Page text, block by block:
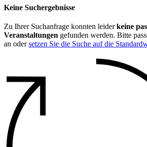
Keine Suchergebnisse
Zu Ihrer Suchanfrage konnten leiderkeine
Veranstaltungen gefunden werden. Bitte
an odersetzen Sie die Suche auf die